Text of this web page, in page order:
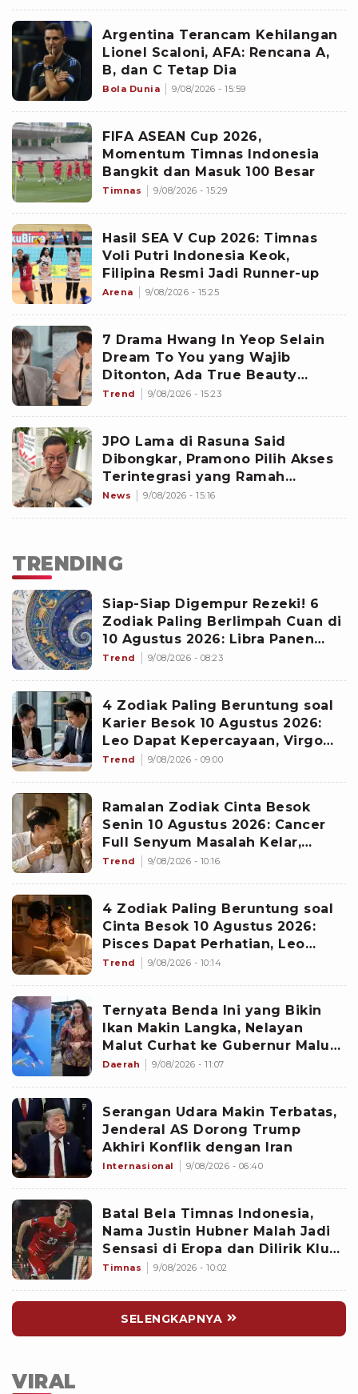
Argentina Terancam Kehilangan
Lionel Scaloni, AFA: Rencana A,
B, dan C Tetap Dia
Bola Dunia 9/08/2026 - 15:59
FIFA ASEAN Cup 2026,
Momentum Timnas Indonesia
Bangkit dan Masuk 100 Besar
Timnas 9/08/2026 - 15:29
Hasil SEA V Cup 2026: Timnas
Voli Putri Indonesia Keok,
Filipina Resmi Jadi Runner-up
Arena 9/08/2026 - 15:25
7 Drama Hwang In Yeop Selain
Dream To You yang Wajib
Ditonton, Ada True Beauty
hingga Family by Choice
Trend 9/08/2026 - 15:23
JPO Lama di Rasuna Said
Dibongkar, Pramono Pilih Akses
Terintegrasi yang Ramah
Disabilitas
News 9/08/2026 - 15:16
TRENDING
Siap-Siap Digempur Rezeki! 6
Zodiak Paling Berlimpah Cuan di
10 Agustus 2026: Libra Panen
Proyek Emas
Trend 9/08/2026 - 08:23
4 Zodiak Paling Beruntung soal
Karier Besok 10 Agustus 2026:
Leo Dapat Kepercayaan, Virgo
Makin Diperhitungkan
Trend 9/08/2026 - 09:00
Ramalan Zodiak Cinta Besok
Senin 10 Agustus 2026: Cancer
Full Senyum Masalah Kelar,
Scorpio Awas Terprovokasi
Trend 9/08/2026 - 10:16
4 Zodiak Paling Beruntung soal
Cinta Besok 10 Agustus 2026:
Pisces Dapat Perhatian, Leo
Makin Dekat dengan Si Dia
Trend 9/08/2026 - 10:14
Ternyata Benda Ini yang Bikin
Ikan Makin Langka, Nelayan
Malut Curhat ke Gubernur Malut
Sherly Tjoanda soal Rumpon
Daerah 9/08/2026 - 11:07
Serangan Udara Makin Terbatas,
Jenderal AS Dorong Trump
Akhiri Konflik dengan Iran
Internasional 9/08/2026 - 06:40
Batal Bela Timnas Indonesia,
Nama Justin Hubner Malah Jadi
Sensasi di Eropa dan Dilirik Klub
Kasta Teratas
Timnas 9/08/2026 - 10:02
SELENGKAPNYA
VIRAL